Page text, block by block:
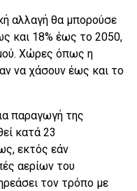
αλλαγή θα μπορούσε
και 18% έως το 2050,
Χώρες όπως η
να χάσουν έως και το
παραγωγή της
κατά 23
εκτός εάν
αερίων του
τον τρόπο με